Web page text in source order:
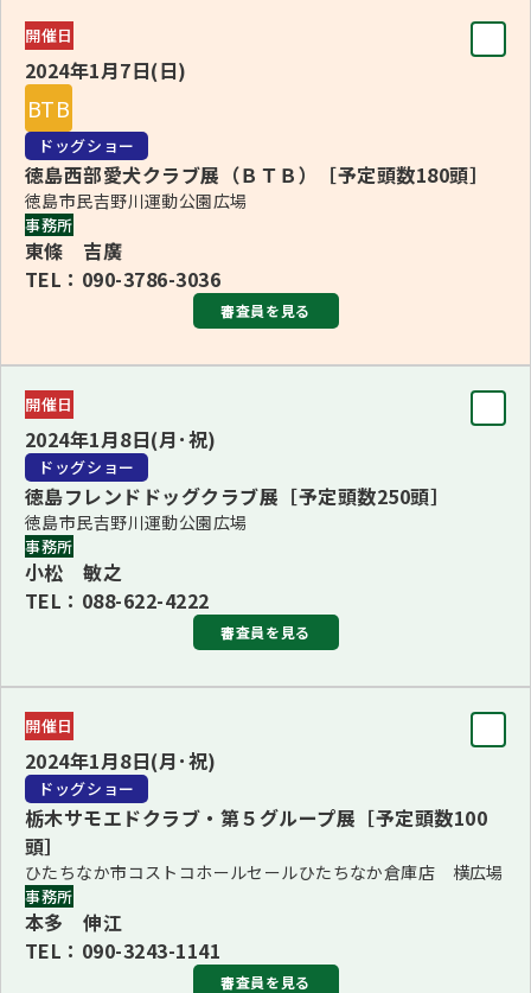
BBIS/BPIS サンドラ・パターソン
公開訓練試験委員 室井 一男
BIS
深町 政彦
ブリード
■1・2Ｇ長 深町 政彦(1・2Ｇ)
■3・4・5・8・10Ｇ長 西田 一城(3・4・5・8・10Ｇ)
■6・7・9Ｇ長 井川 雅人(6・7・9Ｇ)
BJIS/BBIS 井川 雅人
BPIS 西田 一城
更新：2023年10月27日
開催日
2024年1月7日(日)
BTB
ドッグショー
徳島西部愛犬クラブ展（ＢＴＢ）［予定頭数180頭］
徳島市民吉野川運動公園広場
事務所
東條 吉廣
TEL：090-3786-3036
審査員を見る
BIS
井川 雅人
ブリード
■1・2Ｇ長 西田 一城(1・2Ｇ)
■3・4・5・8・10Ｇ長 井川 雅人(3・4・5・8・10Ｇ)
■6・7・9Ｇ長 深町 政彦(6・7・9Ｇ)
BJIS/BPIS 深町 政彦
BVIS/BBIS 西田 一城
更新：2023年10月27日
開催日
2024年1月8日(月･祝)
ドッグショー
徳島フレンドドッグクラブ展［予定頭数250頭］
徳島市民吉野川運動公園広場
事務所
小松 敏之
TEL：088-622-4222
審査員を見る
BIS
梅木 陽子
ブリード
■1・3・5・8Ｇ長 小川 治(1・3・5・8Ｇ)
■2・4・10Ｇ長 梅木 陽子(2・4・10Ｇ)
■6・7・9Ｇ長 天野 勝明(6・7・9Ｇ)
BJIS/BVIS 天野 勝明
開催日
2024年1月8日(月･祝)
ドッグショー
栃木サモエドクラブ・第５グループ展［予定頭数100
頭］
ひたちなか市コストコホールセールひたちなか倉庫店 横広場
事務所
本多 伸江
TEL：090-3243-1141
審査員を見る